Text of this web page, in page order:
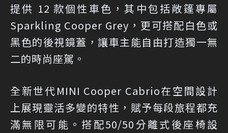
提供 12 款個性車色，其中包括敞篷專屬
Sparkling Cooper Grey，更可搭配白色或
黑色的後視鏡蓋，讓車主能自由打造獨一無
二的時尚座駕。
全新世代MINI Cooper Cabrio在空間設計
上展現靈活多變的特性，賦予每段旅程都充
滿無限可能。搭配50/50分離式後座椅設